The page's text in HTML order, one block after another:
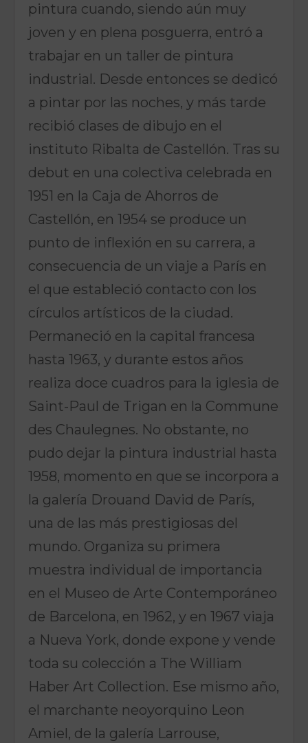
pintura cuando, siendo aún muy
joven y en plena posguerra, entró a
trabajar en un taller de pintura
industrial. Desde entonces se dedicó
a pintar por las noches, y más tarde
recibió clases de dibujo en el
instituto Ribalta de Castellón. Tras su
debut en una colectiva celebrada en
1951 en la Caja de Ahorros de
Castellón, en 1954 se produce un
punto de inflexión en su carrera, a
consecuencia de un viaje a París en
el que estableció contacto con los
círculos artísticos de la ciudad.
Permaneció en la capital francesa
hasta 1963, y durante estos años
realiza doce cuadros para la iglesia de
Saint-Paul de Trigan en la Commune
des Chaulegnes. No obstante, no
pudo dejar la pintura industrial hasta
1958, momento en que se incorpora a
la galería Drouand David de París,
una de las más prestigiosas del
mundo. Organiza su primera
muestra individual de importancia
en el Museo de Arte Contemporáneo
de Barcelona, en 1962, y en 1967 viaja
a Nueva York, donde expone y vende
toda su colección a The William
Haber Art Collection. Ese mismo año,
el marchante neoyorquino Leon
Amiel, de la galería Larrouse,